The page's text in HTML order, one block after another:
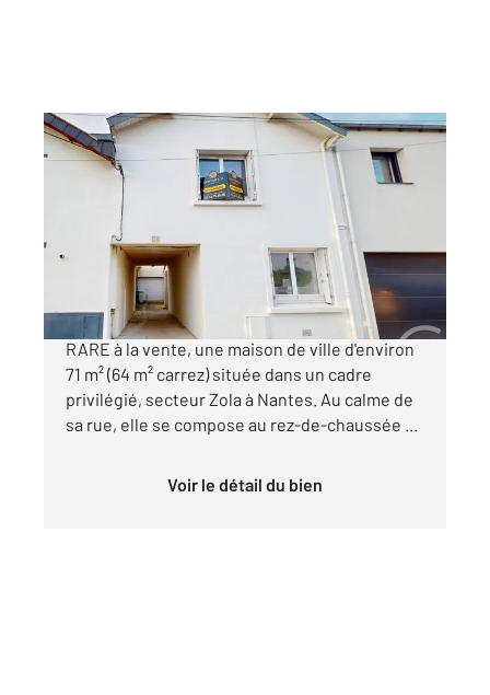
NANTES 44
71,34 m2, 3 pièces
Ref : 40138
Maison à vendre
229 000 €
Century 21 Nantes Longchamp vous propose :
RARE à la vente, une maison de ville d'environ
71 m² (64 m² carrez) située dans un cadre
privilégié, secteur Zola à Nantes. Au calme de
sa rue, elle se compose au rez-de-chaussée ...
Voir le détail du bien